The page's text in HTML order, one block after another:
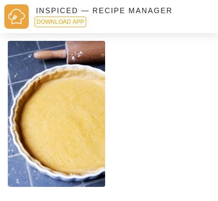
INSPICED — RECIPE MANAGER
DOWNLOAD APP